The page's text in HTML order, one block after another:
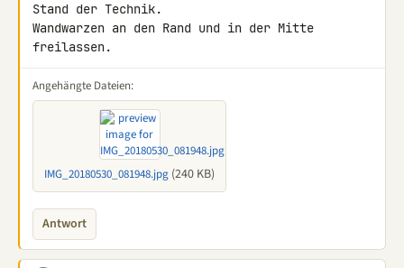
Stand der Technik.
Wandwarzen an den Rand und in der Mitte
freilassen.
Angehängte Dateien:
IMG_20180530_081948.jpg (240 KB)
Antwort